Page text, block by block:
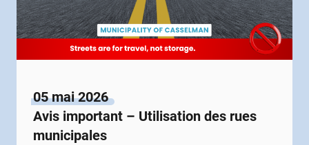
05 mai 2026
Avis important – Utilisation des rues
municipales